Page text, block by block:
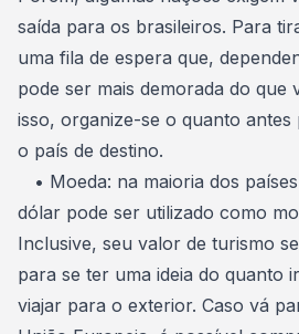
saída para os brasileiros. Para
uma fila de espera que,
pode ser mais demorada do que
isso, organize-se o quanto
o país de destino.
• Moeda: na maioria dos
dólar pode ser utilizado como
Inclusive, seu valor de turismo
para se ter uma ideia do quanto
viajar para o exterior. Caso vá